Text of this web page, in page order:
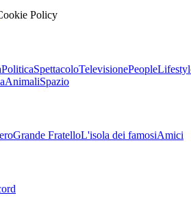
Policy
PoliticaSpettacoloTelevisionePeople
AnimaliSpazio
Grande FratelloL'isola dei famosiAmici